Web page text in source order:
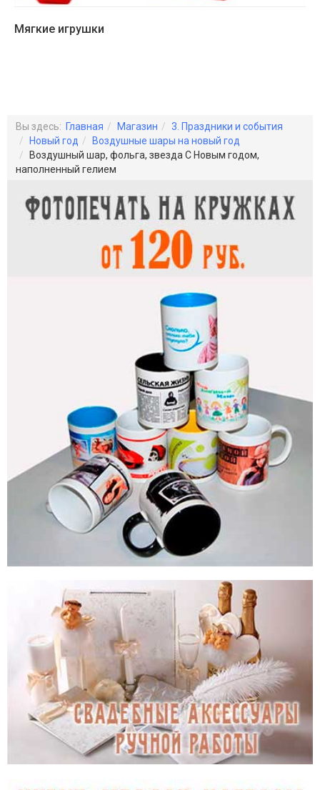
Мягкие игрушки
Вы здесь: Главная Магазин
3. Праздники и события
Новый год
Воздушные шары на новый год
Воздушный шар, фольга, звезда С Новым годом,
наполненный гелием